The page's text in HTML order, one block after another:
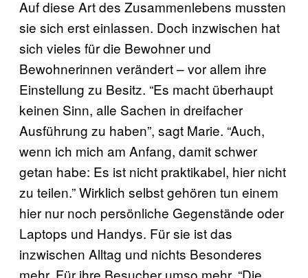
Auf diese Art des Zusammenlebens mussten
sie sich erst einlassen. Doch inzwischen hat
sich vieles für die Bewohner und
Bewohnerinnen verändert – vor allem ihre
Einstellung zu Besitz. “Es macht überhaupt
keinen Sinn, alle Sachen in dreifacher
Ausführung zu haben”, sagt Marie. “Auch,
wenn ich mich am Anfang, damit schwer
getan habe: Es ist nicht praktikabel, hier nicht
zu teilen.” Wirklich selbst gehören tun einem
hier nur noch persönliche Gegenstände oder
Laptops und Handys. Für sie ist das
inzwischen Alltag und nichts Besonderes
mehr. Für ihre Besucher umso mehr. “Die